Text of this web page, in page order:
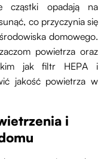
cząstki opadają na
co przyczynia się
domowego.
powietrza oraz
jak filtr HEPA i
jakość powietrza w
i